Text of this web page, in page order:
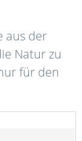
aus der
Natur zu
für den